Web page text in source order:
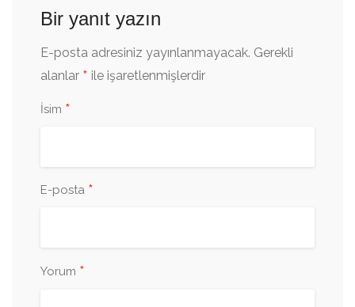
Bir yanıt yazın
E-posta adresiniz yayınlanmayacak. Gerekli
alanlar * ile işaretlenmişlerdir
İsim *
E-posta *
Yorum *